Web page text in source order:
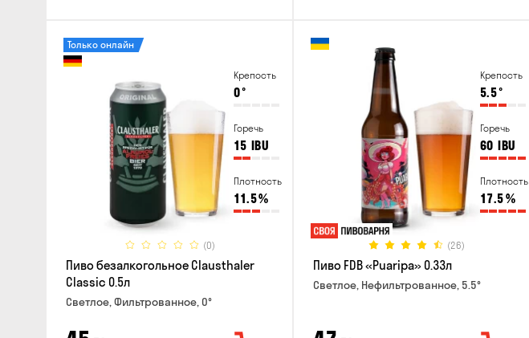
Крепость
0°
Горечь
15 IBU
Плотность
11.5%
(0)
Только онлайн
Пиво безалкогольное Clausthaler
Classic 0.5л
Светлое, Фильтрованное, 0°
Крепость
5.5°
Горечь
60 IBU
Плотность
17.5%
(26)
Пиво FDB «Puaripa» 0.33л
Светлое, Нефильтрованное, 5.5°